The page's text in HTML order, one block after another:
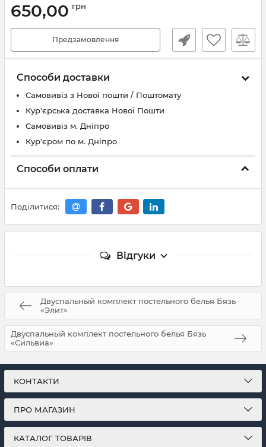
650,00 грн
Предзамовлення
Способи доставки
Самовивіз з Нової пошти / Поштомату
Кур'єрська доставка Нової Пошти
Самовивіз м. Дніпро
Кур'єром по м. Дніпро
Способи оплати
Поділитися:
Відгуки
Двуспальный комплект постельного белья Бязь
«Элит»
Двуспальный комплект постельного белья Бязь
«Сильвиа»
КОНТАКТИ
ПРО МАГАЗИН
КАТАЛОГ ТОВАРІВ